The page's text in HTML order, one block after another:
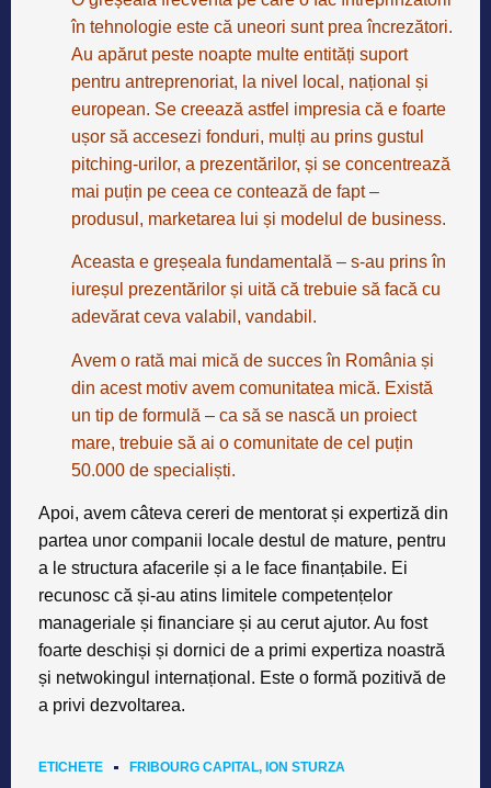
în tehnologie este că uneori sunt prea încrezători.
Au apărut peste noapte multe entități suport
pentru antreprenoriat, la nivel local, național și
european. Se creează astfel impresia că e foarte
ușor să accesezi fonduri, mulți au prins gustul
pitching-urilor, a prezentărilor, și se concentrează
mai puțin pe ceea ce contează de fapt –
produsul, marketarea lui și modelul de business.
Aceasta e greșeala fundamentală – s-au prins în
iureșul prezentărilor și uită că trebuie să facă cu
adevărat ceva valabil, vandabil.
Avem o rată mai mică de succes în România și
din acest motiv avem comunitatea mică. Există
un tip de formulă – ca să se nască un proiect
mare, trebuie să ai o comunitate de cel puțin
50.000 de specialiști.
Apoi, avem câteva cereri de mentorat și expertiză din
partea unor companii locale destul de mature, pentru
a le structura afacerile și a le face finanțabile. Ei
recunosc că și-au atins limitele competențelor
manageriale și financiare și au cerut ajutor. Au fost
foarte deschiși și dornici de a primi expertiza noastră
și netwokingul internațional. Este o formă pozitivă de
a privi dezvoltarea.
ETICHETE FRIBOURG CAPITAL, ION STURZA